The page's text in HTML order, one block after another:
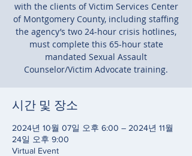
with the clients of Victim Services Center
of Montgomery County, including staffing
the agency’s two 24-hour crisis hotlines,
must complete this 65-hour state
mandated Sexual Assault
Counselor/Victim Advocate training.
시간 및 장소
2024년 10월 07일 오후 6:00 – 2024년 11월
24일 오후 9:00
Virtual Event